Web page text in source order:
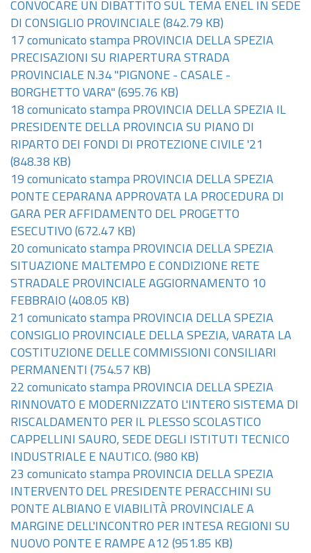
CONVOCARE UN DIBATTITO SUL TEMA ENEL IN SEDE
DI CONSIGLIO PROVINCIALE (842.79 KB)
17 comunicato stampa PROVINCIA DELLA SPEZIA
PRECISAZIONI SU RIAPERTURA STRADA
PROVINCIALE N.34 "PIGNONE - CASALE -
BORGHETTO VARA" (695.76 KB)
18 comunicato stampa PROVINCIA DELLA SPEZIA IL
PRESIDENTE DELLA PROVINCIA SU PIANO DI
RIPARTO DEI FONDI DI PROTEZIONE CIVILE '21
(848.38 KB)
19 comunicato stampa PROVINCIA DELLA SPEZIA
PONTE CEPARANA APPROVATA LA PROCEDURA DI
GARA PER AFFIDAMENTO DEL PROGETTO
ESECUTIVO (672.47 KB)
20 comunicato stampa PROVINCIA DELLA SPEZIA
SITUAZIONE MALTEMPO E CONDIZIONE RETE
STRADALE PROVINCIALE AGGIORNAMENTO 10
FEBBRAIO (408.05 KB)
21 comunicato stampa PROVINCIA DELLA SPEZIA
CONSIGLIO PROVINCIALE DELLA SPEZIA, VARATA LA
COSTITUZIONE DELLE COMMISSIONI CONSILIARI
PERMANENTI (754.57 KB)
22 comunicato stampa PROVINCIA DELLA SPEZIA
RINNOVATO E MODERNIZZATO L'INTERO SISTEMA DI
RISCALDAMENTO PER IL PLESSO SCOLASTICO
CAPPELLINI SAURO, SEDE DEGLI ISTITUTI TECNICO
INDUSTRIALE E NAUTICO. (980 KB)
23 comunicato stampa PROVINCIA DELLA SPEZIA
INTERVENTO DEL PRESIDENTE PERACCHINI SU
PONTE ALBIANO E VIABILITÀ PROVINCIALE A
MARGINE DELL'INCONTRO PER INTESA REGIONI SU
NUOVO PONTE E RAMPE A12 (951.85 KB)